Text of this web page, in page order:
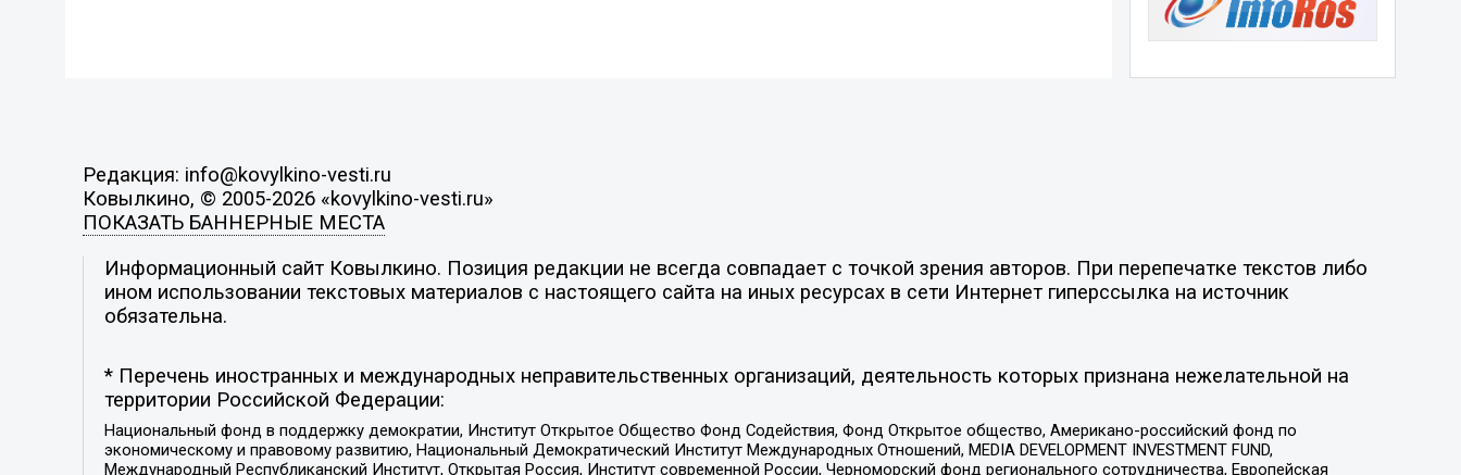
Редакция: info@kovylkino-vesti.ru
Ковылкино, © 2005-2026 «kovylkino-vesti.ru»
ПОКАЗАТЬ БАННЕРНЫЕ МЕСТА
Информационный сайт Ковылкино. Позиция редакции не всегда совпадает с точкой зрения авторов. При перепечатке текстов либо
ином использовании текстовых материалов с настоящего сайта на иных ресурсах в сети Интернет гиперссылка на источник
обязательна.
* Перечень иностранных и международных неправительственных организаций, деятельность которых признана нежелательной на
территории Российской Федерации:
Национальный фонд в поддержку демократии, Институт Открытое Общество Фонд Содействия, Фонд Открытое общество, Американо-российский фонд по
экономическому и правовому развитию, Национальный Демократический Институт Международных Отношений, MEDIA DEVELOPMENT INVESTMENT FUND,
Международный Республиканский Институт, Открытая Россия, Институт современной России, Черноморский фонд регионального сотрудничества, Европейская